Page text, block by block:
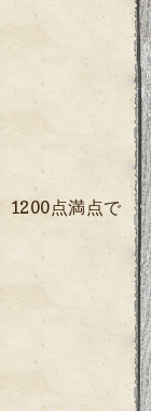
1200点満点で